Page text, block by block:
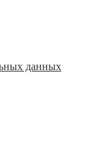
данных